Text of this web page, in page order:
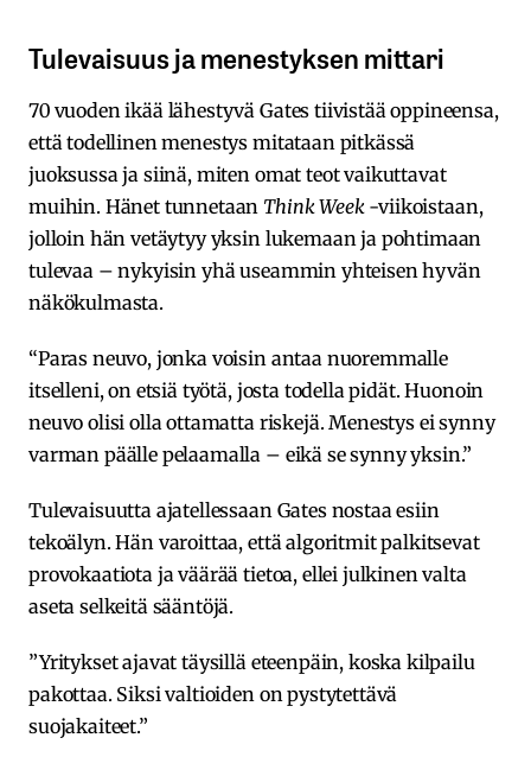
Tulevaisuus ja menestyksen mittari
70 vuoden ikää lähestyvä Gates tiivistää oppineensa,
että todellinen menestys mitataan pitkässä
juoksussa ja siinä, miten omat teot vaikuttavat
muihin. Hänet tunnetaan Think Week -viikoistaan,
jolloin hän vetäytyy yksin lukemaan ja pohtimaan
tulevaa – nykyisin yhä useammin yhteisen hyvän
näkökulmasta.
“Paras neuvo, jonka voisin antaa nuoremmalle
itselleni, on etsiä työtä, josta todella pidät. Huonoin
neuvo olisi olla ottamatta riskejä. Menestys ei synny
varman päälle pelaamalla – eikä se synny yksin.”
Tulevaisuutta ajatellessaan Gates nostaa esiin
tekoälyn. Hän varoittaa, että algoritmit palkitsevat
provokaatiota ja väärää tietoa, ellei julkinen valta
aseta selkeitä sääntöjä.
”Yritykset ajavat täysillä eteenpäin, koska kilpailu
pakottaa. Siksi valtioiden on pystytettävä
suojakaiteet.”